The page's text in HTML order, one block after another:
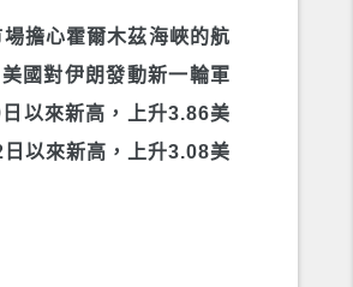
擔心霍爾木茲海峽的航
國對伊朗發動新一輪軍
以來新高，上升3.86美
以來新高，上升3.08美